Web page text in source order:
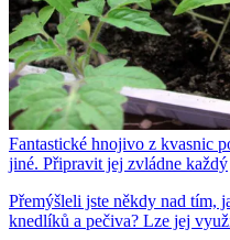
Fantastické hnojivo z kvasnic
jiné. Připravit jej zvládne každý
Přemýšleli jste někdy nad tím,
knedlíků a pečiva? Lze jej